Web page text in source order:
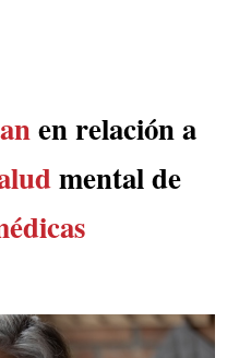
en relación a
mental de